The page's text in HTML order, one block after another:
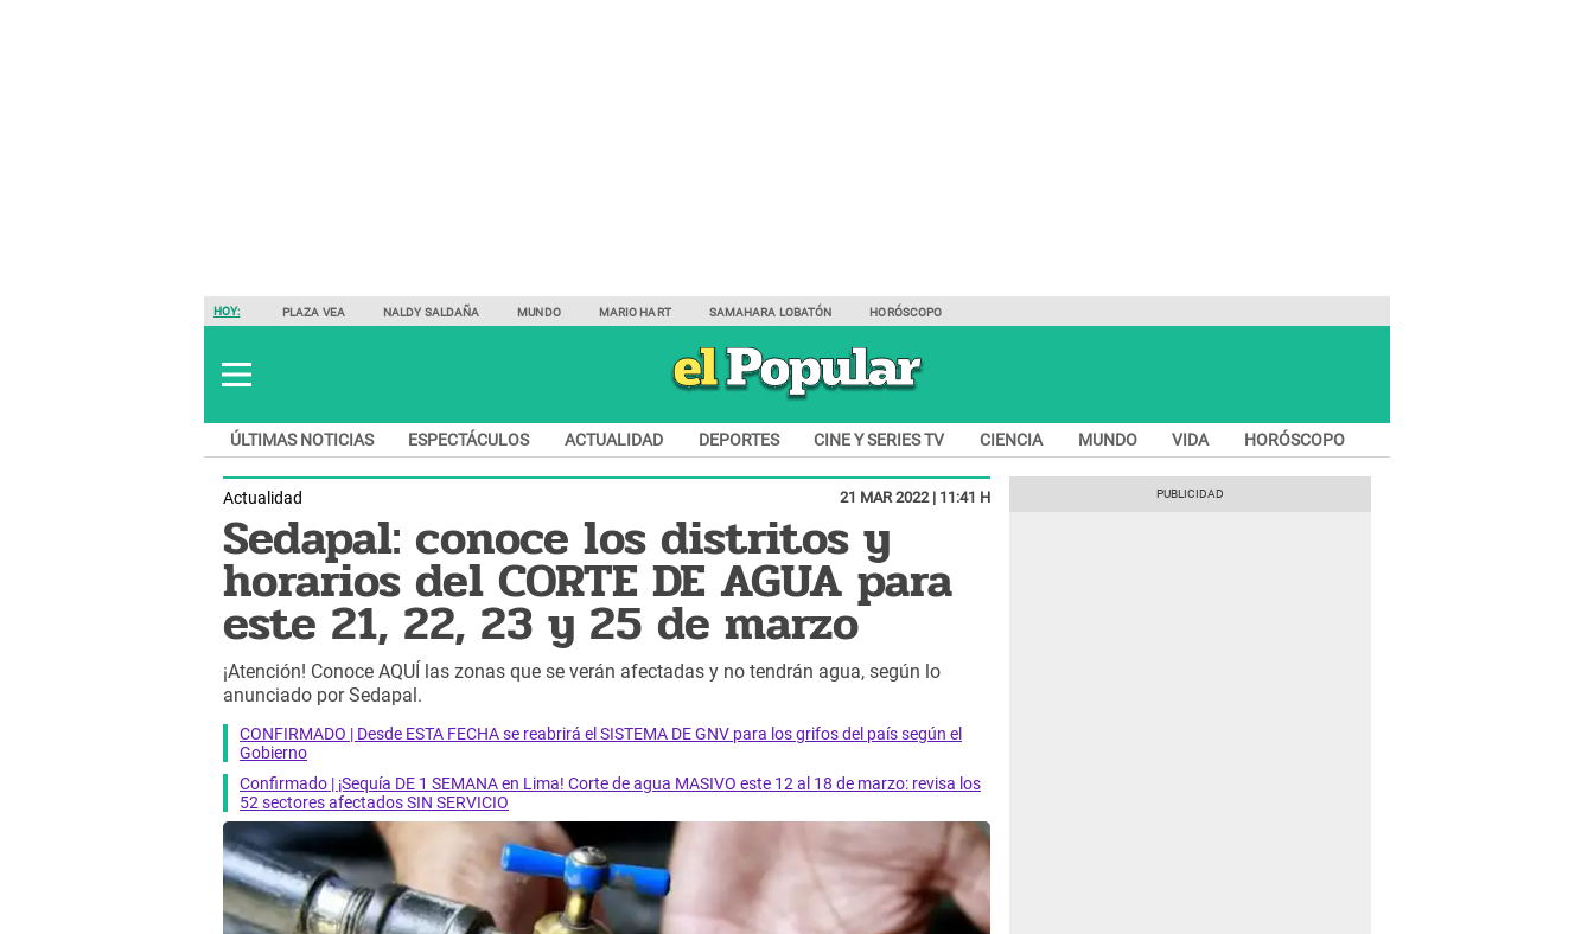
HOY: PLAZA VEA NALDY SALDAÑA MUNDO MARIO HART SAMAHARA LOBATÓN HORÓSCOPO
ÚLTIMAS NOTICIAS ESPECTÁCULOS ACTUALIDAD DEPORTES CINE Y SERIES TV CIENCIA MUNDO VIDA HORÓSCOPO
Actualidad 21 MAR 2022 | 11:41 H
Sedapal: conoce los distritos y
horarios del CORTE DE AGUA para
este 21, 22, 23 y 25 de marzo
¡Atención! Conoce AQUÍ las zonas que se verán afectadas y no tendrán agua, según lo
anunciado por Sedapal.
CONFIRMADO | Desde ESTA FECHA se reabrirá el SISTEMA DE GNV para los grifos del país según el
Gobierno
Confirmado | ¡Sequía DE 1 SEMANA en Lima! Corte de agua MASIVO este 12 al 18 de marzo: revisa los
52 sectores afectados SIN SERVICIO